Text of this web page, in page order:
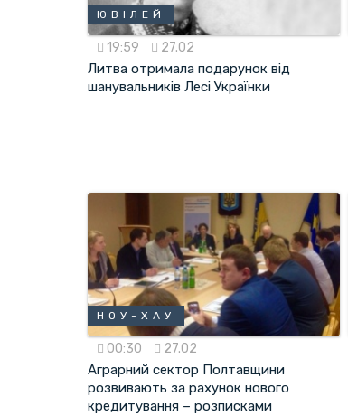
ЮВІЛЕЙ
19:59 27.02
Литва отримала подарунок від
шанувальників Лесі Українки
НОУ-ХАУ
00:30 27.02
Аграрний сектор Полтавщини
розвивають за рахунок нового
кредитування – розписками